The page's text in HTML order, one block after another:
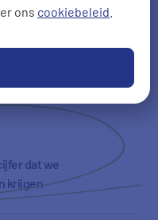
ons cookiebeleid
dat we
krijgen